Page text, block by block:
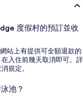
度假村的預訂並收
站上有提供可全額退款的
入住前幾天取消即可。詳
規定。
池？